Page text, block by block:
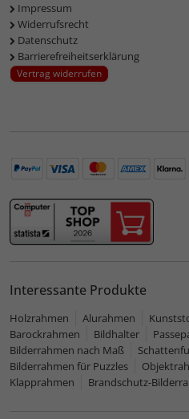
Impressum
Widerrufsrecht
Datenschutz
Barrierefreiheitserklärung
Vertrag widerrufen
Interessante Produkte
Holzrahmen Alurahmen
Barockrahmen
Bildhalter
Bilderrahmen nach Maß
Bilderrahmen für Puzzles
Klapprahmen
Brandschutz-